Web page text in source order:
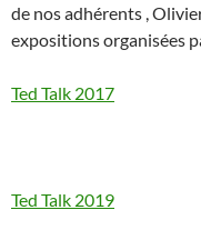
de nos adhérents ,
expositions organisées
Ted Talk 2017
Ted Talk 2019